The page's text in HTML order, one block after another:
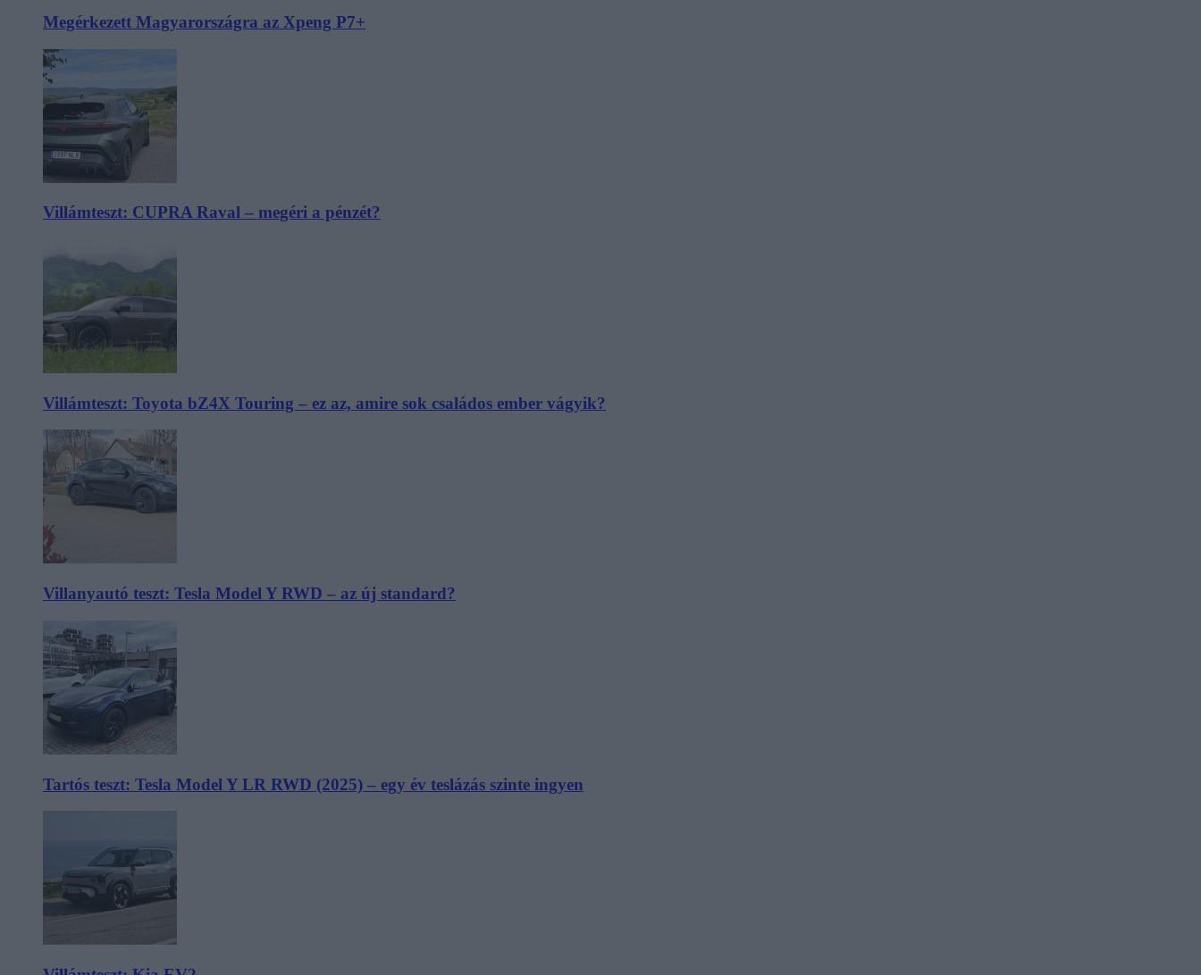
Megérkezett Magyarországra az Xpeng P7+
Villámteszt: CUPRA Raval – megéri a pénzét?
Villámteszt: Toyota bZ4X Touring – ez az, amire sok családos ember vágyik?
Villanyautó teszt: Tesla Model Y RWD – az új standard?
Tartós teszt: Tesla Model Y LR RWD (2025) – egy év teslázás szinte ingyen